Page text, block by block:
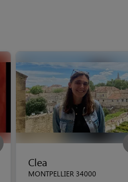
Clea
MONTPELLIER 34000